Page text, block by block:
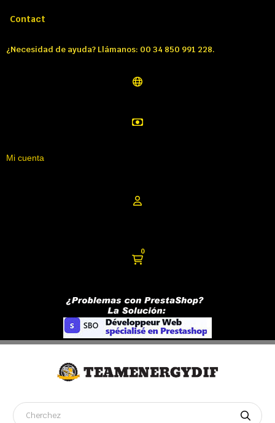
Contact
¿Necesidad de ayuda? Llámanos: 00 34 850 991 228.
Mi cuenta
0